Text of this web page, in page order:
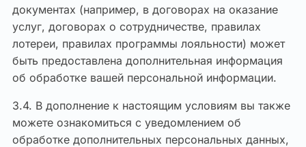
документах (например, в договорах на оказание
услуг, договорах о сотрудничестве, правилах
лотереи, правилах программы лояльности) может
быть предоставлена дополнительная информация
об обработке вашей персональной информации.
3.4. В дополнение к настоящим условиям вы также
можете ознакомиться с уведомлением об
обработке дополнительных персональных данных,